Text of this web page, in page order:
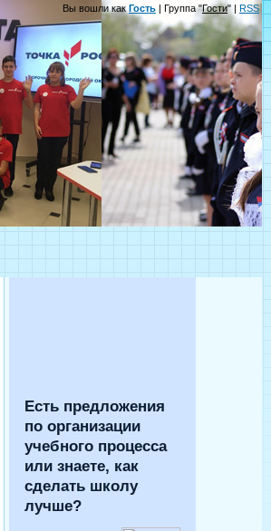
Вы вошли какГость | Группа "Гости" | RSS
Есть предложения
по организации
учебного процесса
или знаете, как
сделать школу
лучше?